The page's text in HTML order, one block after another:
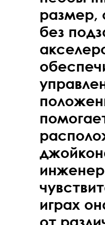
размер,
без
играх
от